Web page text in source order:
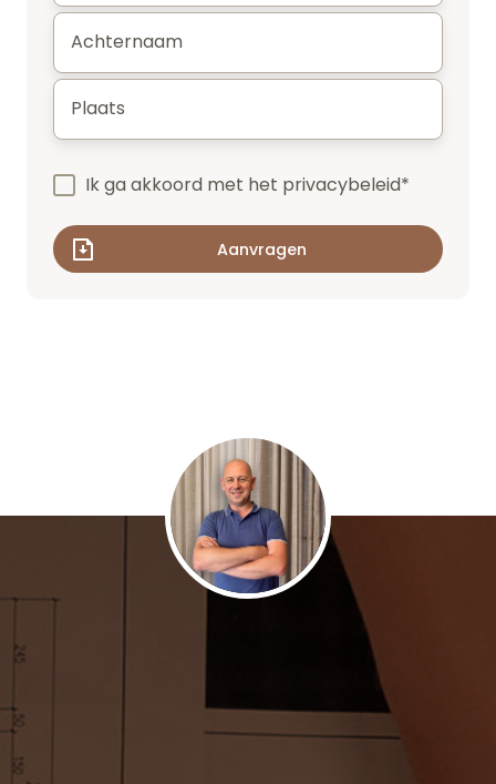
Achternaam
Plaats
Ik ga akkoord met het privacybeleid*